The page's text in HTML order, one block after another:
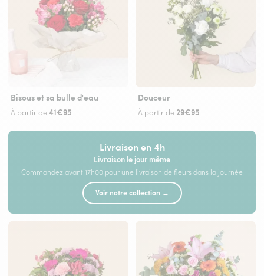
Bisous et sa bulle d'eau
À partir de41€95
Douceur
À partir de29€95
Livraison en 4h
Livraison le jour même
Commandez avant 17h00 pour une livraison de fleurs dans la journée
Voir notre collection →